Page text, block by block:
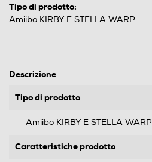
Tipo di prodotto:
Amiibo KIRBY E STELLA WARP
Descrizione
Tipo di prodotto
Amiibo KIRBY E STELLA WARP
Caratteristiche prodotto